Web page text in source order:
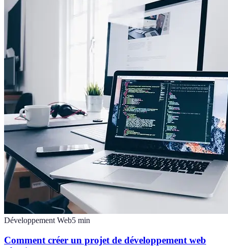
Développement Web5 min
Comment créer un projet de développement web